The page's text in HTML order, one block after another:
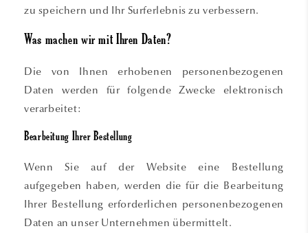
zu speichern und Ihr Surferlebnis zu verbessern.
Was machen wir mit Ihren Daten?
Die von Ihnen erhobenen personenbezogenen
Daten werden für folgende Zwecke elektronisch
verarbeitet:
Bearbeitung Ihrer Bestellung
Wenn Sie auf der Website eine Bestellung
aufgegeben haben, werden die für die Bearbeitung
Ihrer Bestellung erforderlichen personenbezogenen
Daten an unser Unternehmen übermittelt.